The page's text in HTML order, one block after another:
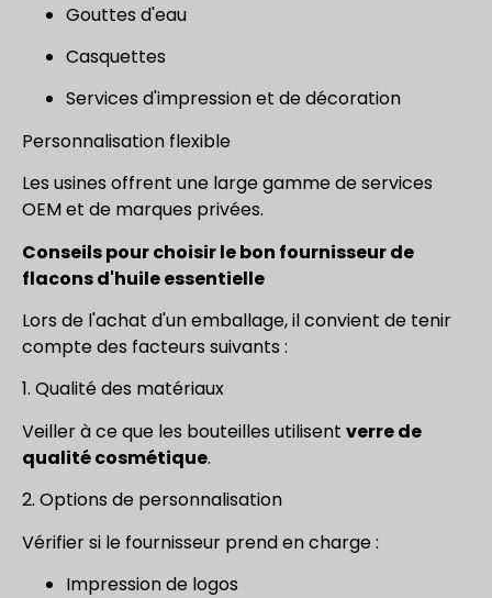
Gouttes d'eau
Casquettes
Services d'impression et de décoration
Personnalisation flexible
Les usines offrent une large gamme de services
OEM et de marques privées.
Conseils pour choisir le bon fournisseur de
flacons d'huile essentielle
Lors de l'achat d'un emballage, il convient de tenir
compte des facteurs suivants :
1. Qualité des matériaux
Veiller à ce que les bouteilles utilisent verre de
qualité cosmétique.
2. Options de personnalisation
Vérifier si le fournisseur prend en charge :
Impression de logos